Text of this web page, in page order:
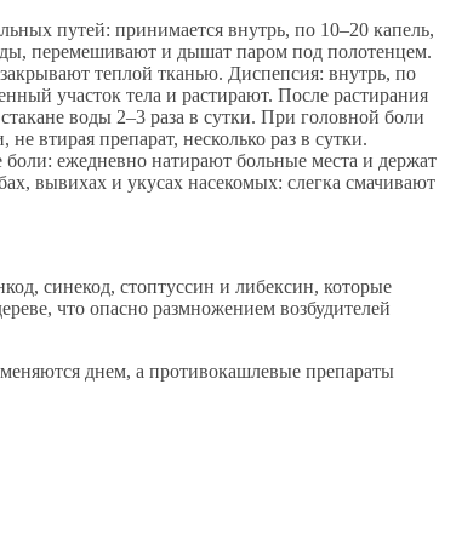
путей: принимается внутрь, по 10–20 капель,
перемешивают и дышат паром под полотенцем.
теплой тканью. Диспепсия: внутрь, по
участок тела и растирают. После растирания
воды 2–3 раза в сутки. При головной боли
втирая препарат, несколько раз в сутки.
ежедневно натирают больные места и держат
вывихах и укусах насекомых: слегка смачивают
синекод, стоптуссин и либексин, которые
что опасно размножением возбудителей
днем, а противокашлевые препараты